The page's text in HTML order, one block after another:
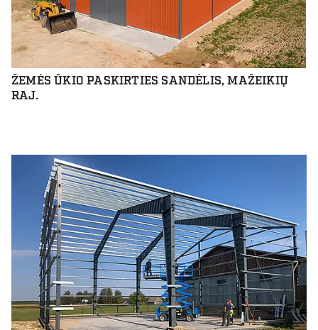
ŽEMĖS ŪKIO PASKIRTIES SANDĖLIS, MAŽEIKIŲ
RAJ.